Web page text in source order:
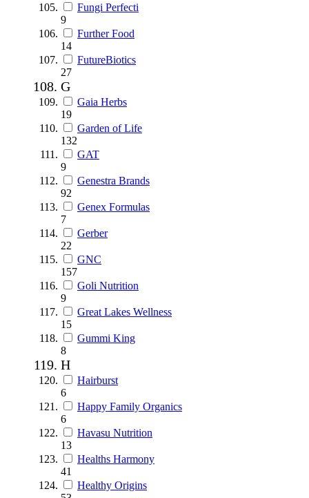
Fungi Perfecti
9
Further Food
14
FutureBiotics
27
G
Gaia Herbs
19
Garden of Life
132
GAT
9
Genestra Brands
92
Genex Formulas
7
Gerber
22
GNC
157
Goli Nutrition
9
Great Lakes Wellness
15
Gummi King
8
H
Hairburst
6
Happy Family Organics
6
Havasu Nutrition
13
Healths Harmony
41
Healthy Origins